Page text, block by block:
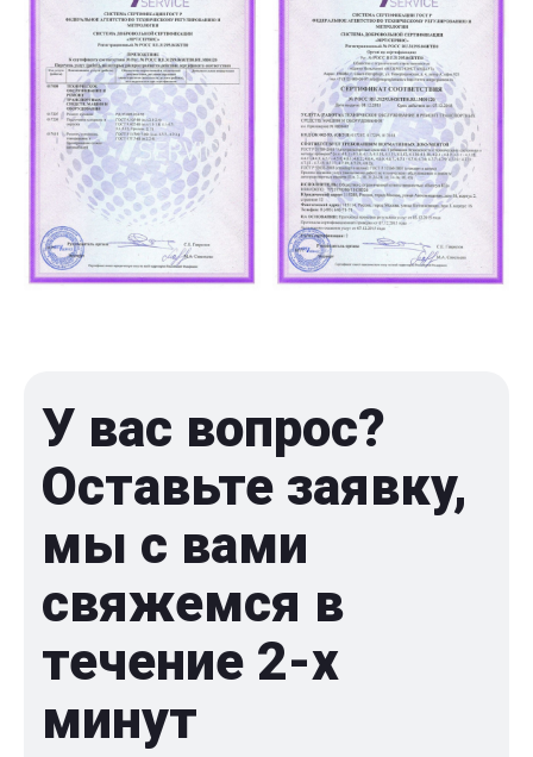
У вас вопрос?
Оставьте заявку,
мы с вами
свяжемся в
течение 2-x
минут